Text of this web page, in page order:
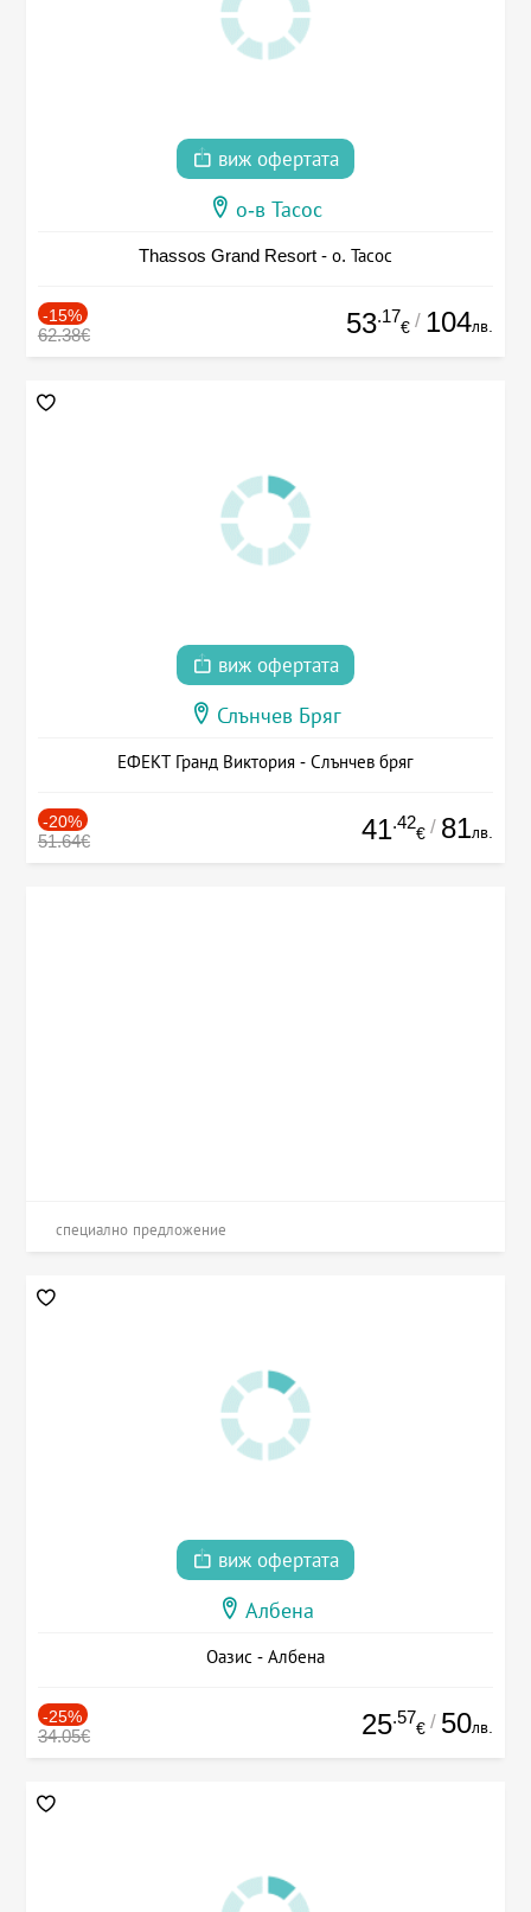
виж офертата
о-в Тасос
Thassos Grand Resort - о. Тасос
-15%
62.38€ 53.17
€ / 104лв.
виж офертата
Слънчев Бряг
ЕФЕКТ Гранд Виктория - Слънчев бряг
-20%
51.64€ 41.42
€ / 81лв.
специално предложение
виж офертата
Албена
Оазис - Албена
-25%
34.05€ 25.57
€ / 50лв.